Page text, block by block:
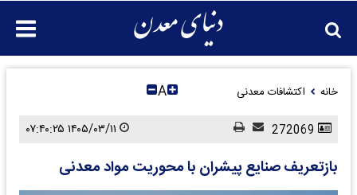
خانه اکتشافات معدنی A
بازتعریف صنایع پیشران با محوریت مواد معدنی